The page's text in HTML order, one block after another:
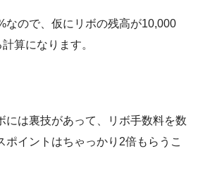
なので、仮にリボの残高が10,000
算になります。
には裏技があって、リボ手数料を数
ポイントはちゃっかり2倍もらうこ